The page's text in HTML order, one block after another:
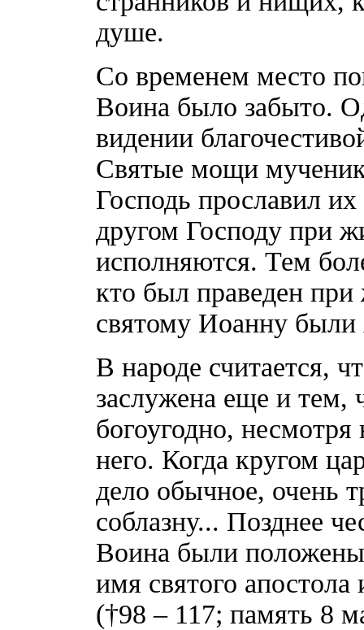
душе.
Со временем место
Воина было забыто.
видении
Святые мощи
Господь прославил
другом Господу при
исполняются. Тем
кто был праведен
святому Иоанну были
В народе считается,
заслужена еще и тем,
богоугодно,
него. Когда кругом
дело обычное, очень
соблазну... Позднее
Воина были
имя святого апостола
(†98 – 117; память 8